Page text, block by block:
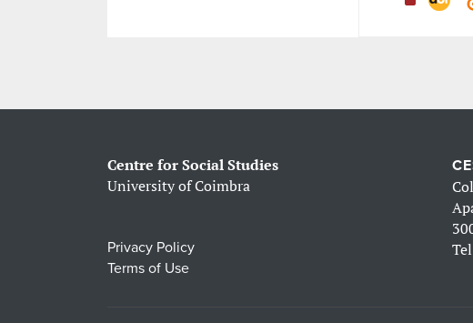
Centre for Social Studies
University of Coimbra
Privacy Policy
Terms of Use